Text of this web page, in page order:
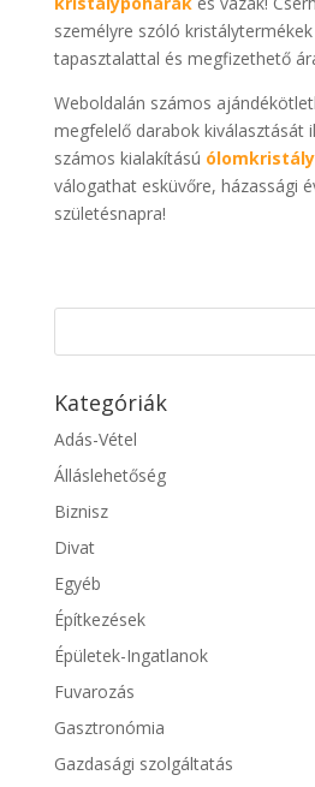
személyre szóló
tapasztalattal és megfizethető
Weboldalán számos
megfelelő darabok kiválasztását
számos kialakítású ólomkristály
válogathat esküvőre, házassági
születésnapra!
Kategóriák
Adás-Vétel
Álláslehetőség
Biznisz
Divat
Egyéb
Építkezések
Épületek-Ingatlanok
Fuvarozás
Gasztronómia
Gazdasági szolgáltatás